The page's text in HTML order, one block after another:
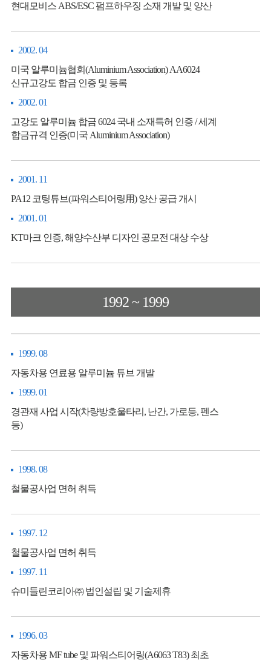
현대모비스 ABS/ESC 펌프하우징 소재 개발 및 양산
2002. 04
미국 알루미늄협회(Aluminium Association) AA6024
신규고강도 합금 인증 및 등록
2002. 01
고강도 알루미늄 합금 6024 국내 소재특허 인증 / 세계
합금규격 인증(미국 Aluminium Association)
2001. 11
PA12 코팅튜브(파워스티어링用) 양산 공급 개시
2001. 01
KT마크 인증, 해양수산부 디자인 공모전 대상 수상
1992 ~ 1999
1999. 08
자동차용 연료용 알루미늄 튜브 개발
1999. 01
경관재 사업 시작(차량방호울타리, 난간, 가로등, 펜스
등)
1998. 08
철물공사업 면허 취득
1997. 12
철물공사업 면허 취득
1997. 11
슈미들린코리아㈜ 법인설립 및 기술제휴
1996. 03
자동차용 MF tube 및 파워스티어링(A6063 T83) 최초